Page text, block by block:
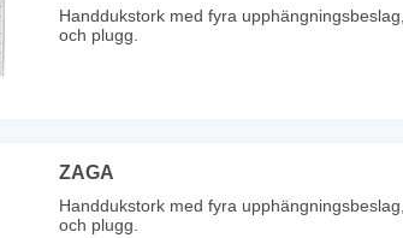
Handdukstork med fyra
och plugg.
ZAGA
Handdukstork med fyra
och plugg.